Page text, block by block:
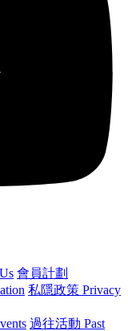
會員計劃
私隱政策 Privacy
過往活動 Past